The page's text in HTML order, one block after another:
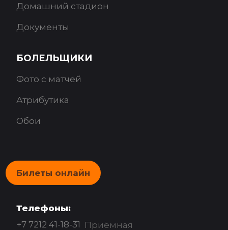
Домашний стадион
Документы
БОЛЕЛЬЩИКИ
Фото с матчей
Атрибутика
Обои
Билеты онлайн
Телефоны:
+7 7212 41-18-31 Приёмная